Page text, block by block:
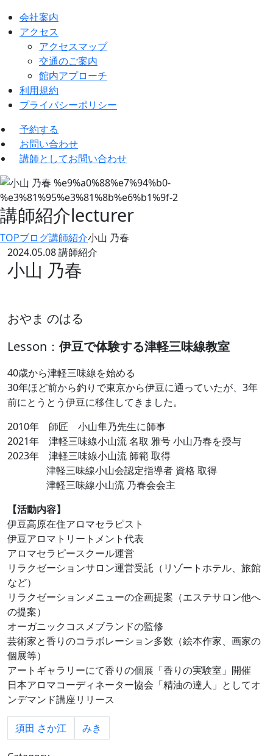
会社案内
アクセス
アクセスマップ
交通のご案内
館内アプローチ
利用規約
プライバシーポリシー
予約する
お問い合わせ
講師としてお問い合わせ
講師紹介lecturer
TOPブログ講師紹介小山 乃春
2024.05.08講師紹介
小山 乃春
おやま のはる
Lesson： 伊豆で体験する津軽三味線教室
40歳から津軽三味線を始める
30年ほど前から釣りで東京から伊豆に通っていたが、3年
前にとうとう伊豆に移住してきました。
2010年 師匠 小山隼乃先生に師事
2021年 津軽三味線小山流 名取 雅号 小山乃春を授与
2023年 津軽三味線小山流 師範 取得
津軽三味線小山会認定指導者 資格 取得
津軽三味線小山流 乃春会会主
【活動内容】
伊豆高原在住アロマセラピスト
伊豆アロマトリートメント代表
アロマセラピースクール運営
リラクゼーションサロン運営受託（リゾートホテル、旅館
など）
リラクゼーションメニューの企画提案（エステサロン他へ
の提案）
オーガニックコスメブランドの監修
芸術家と香りのコラボレーション多数（絵本作家、画家の
個展等）
アートギャラリーにて香りの個展「香りの実験室」開催
日本アロマコーディネーター協会「精油の達人」としてオ
ンデマンド講座リリース
須田 さか江 みき